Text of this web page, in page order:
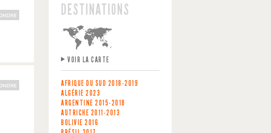
DESTINATIONS
VOIR LA CARTE
AFRIQUE DU SUD 2018-2019
ALGÉRIE 2023
ARGENTINE 2015-2018
AUTRICHE 2011-2013
BOLIVIE 2016